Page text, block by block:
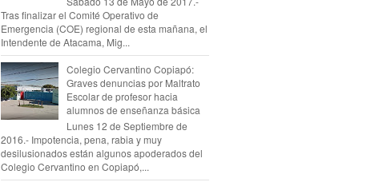
Tras finalizar el Comité Operativo de
Emergencia (COE) regional de esta mañana, el
Intendente de Atacama, Mig...
Colegio Cervantino Copiapó:
Graves denuncias por Maltrato
Escolar de profesor hacia
alumnos de enseñanza básica
Lunes 12 de Septiembre de
2016.- Impotencia, pena, rabia y muy
desilusionados están algunos apoderados del
Colegio Cervantino en Copiapó,...